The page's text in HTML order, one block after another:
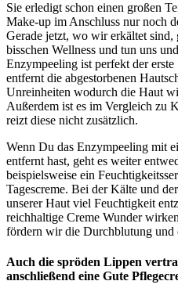
Sie erledigt schon einen großen
Make-up im Anschluss nur noch
Gerade jetzt, wo wir erkältet
bisschen Wellness und tun uns
Enzympeeling ist perfekt der
entfernt die abgestorbenen
Unreinheiten wodurch die Haut
Außerdem ist es im Vergleich zu
reizt diese nicht zusätzlich.
Wenn Du das Enzympeeling mit
entfernt hast, geht es weiter
beispielsweise ein
Tagescreme. Bei der Kälte und
unserer Haut viel Feuchtigkeit
reichhaltige Creme Wunder
fördern wir die Durchblutung und
Auch die spröden Lippen
anschließend eine Gute